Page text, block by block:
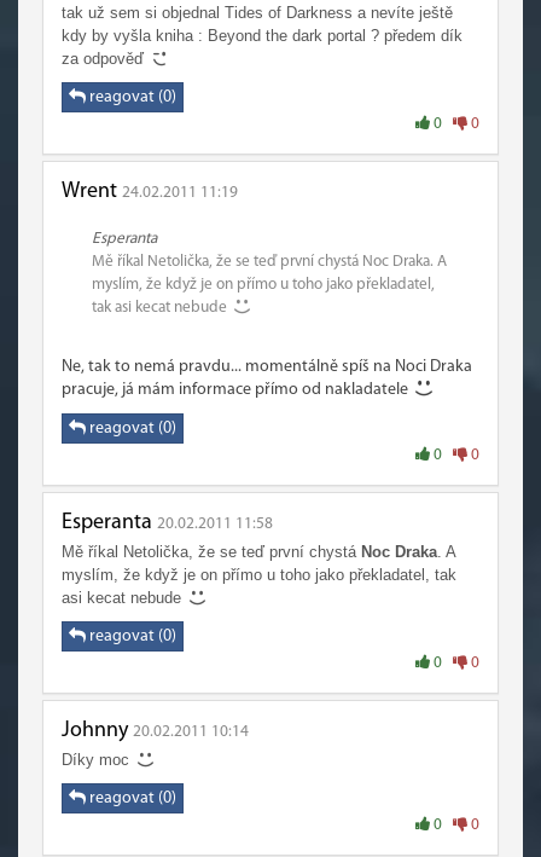
tak už sem si objednal Tides of Darkness a nevíte ještě
kdy by vyšla kniha : Beyond the dark portal ? předem dík
za odpověď
reagovat (0)
0 0
Wrent 24.02.2011 11:19
Esperanta
Mě říkal Netolička, že se teď první chystá Noc Draka. A
myslím, že když je on přímo u toho jako překladatel,
tak asi kecat nebude
Ne, tak to nemá pravdu... momentálně spíš na Noci Draka
pracuje, já mám informace přímo od nakladatele
reagovat (0)
0 0
Esperanta 20.02.2011 11:58
Mě říkal Netolička, že se teď první chystá Noc Draka. A
myslím, že když je on přímo u toho jako překladatel, tak
asi kecat nebude
reagovat (0)
0 0
Johnny 20.02.2011 10:14
Díky moc
reagovat (0)
0 0